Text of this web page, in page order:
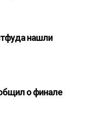
нашли
о финале